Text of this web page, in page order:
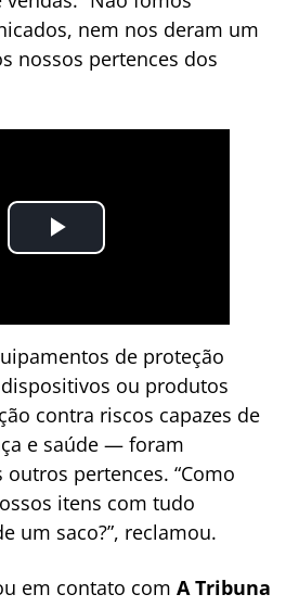
nem nos deram um
nossos pertences dos
de proteção
ou produtos
contra riscos capazes de
e saúde — foram
pertences. “Como
itens com tudo
um saco?”, reclamou.
em contato com A Tribuna